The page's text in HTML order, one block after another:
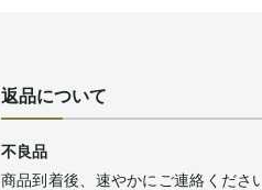
返品について
不良品
商品到着後、速やかにご連絡くださ